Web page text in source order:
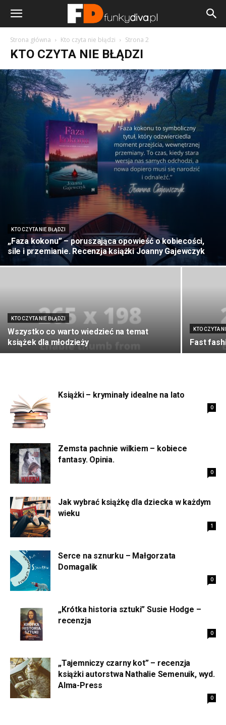
Strona główna Kto czyta nie błądzi Strona 2
KTO CZYTA NIE BŁĄDZI
KTO CZYTA NIE BŁĄDZI
„Faza kokonu” – poruszająca opowieść o kobiecości,
sile i przemianie. Recenzja książki Joanny Gajewczyk
KTO CZYTA NIE BŁĄDZI
Wszystko co warto wiedzieć na temat
książek dla młodzieży
KTO CZYTA
Fast
Książki – kryminały idealne na lato
0
Zemsta pachnie wilkiem – kobiece
fantasy. Opinia.
0
Jak wybrać książkę dla dziecka w każdym
wieku
1
Serce na sznurku – Małgorzata
Domagalik
0
„Krótka historia sztuki” Susie Hodge –
recenzja
0
„Tajemniczy czarny kot” – recenzja
książki autorstwa Nathalie Semenuik, wyd.
Alma-Press
0